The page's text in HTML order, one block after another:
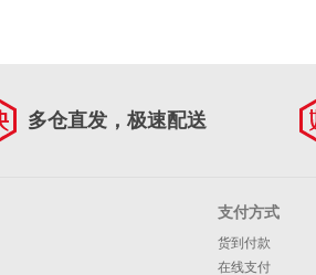
多仓直发，极速配送
支付方式
货到付款
在线支付